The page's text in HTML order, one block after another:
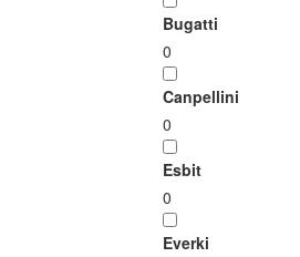
Bugatti
0
Canpellini
0
Esbit
0
Everki